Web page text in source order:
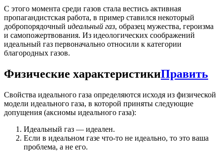
С этого момента среди газов стала вестись активная
пропагандистская работа, в пример ставился некоторый
добропорядочный идеальный газ, образец мужества, героизма
и самопожертвования. Из идеологических соображений
идеальный газ первоначально относили к категории
благородных газов.
Физические характеристикиПравить
Свойства идеального газа определяются исходя из физической
модели идеального газа, в которой приняты следующие
допущения (аксиомы идеального газа):
Идеальный газ — идеален.
Если в идеальном газе что-то не идеально, то это ваша
проблема, а не его.